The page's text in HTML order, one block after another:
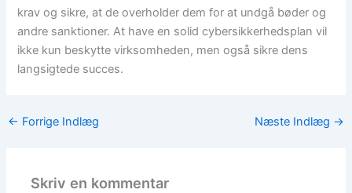
krav og sikre, at de overholder dem for at undgå bøder og
andre sanktioner. At have en solid cybersikkerhedsplan vil
ikke kun beskytte virksomheden, men også sikre dens
langsigtede succes.
← Forrige Indlæg Næste Indlæg →
Skriv en kommentar